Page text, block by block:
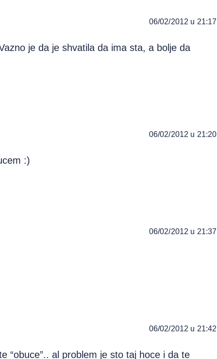
06/02/2012 u 21:17
je da je shvatila da ima sta, a bolje da
06/02/2012 u 21:20
:)
06/02/2012 u 21:37
06/02/2012 u 21:42
“obuce”.. al problem je sto taj hoce i da te